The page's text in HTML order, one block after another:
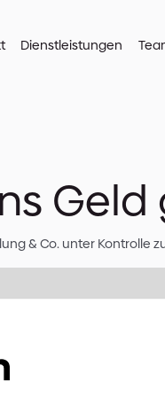
Produkt
Juni 2026
Kosten in